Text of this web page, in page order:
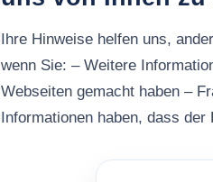
Ihre Hinweise helfen uns,
wenn Sie: – Weitere
Webseiten gemacht haben –
Informationen haben, dass